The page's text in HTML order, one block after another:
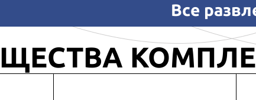
Все